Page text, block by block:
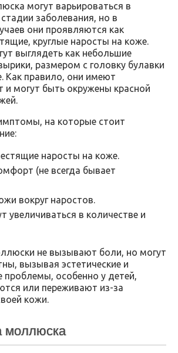
могут варьироваться в
заболевания, но в
они проявляются как
круглые наросты на коже.
выглядеть как небольшие
размером с головку булавки
Как правило, они имеют
могут быть окружены красной
на которые стоит
наросты на коже.
(не всегда бывает
вокруг наростов.
увеличиваться в количестве и
не вызывают боли, но могут
вызывая эстетические и
проблемы, особенно у детей,
или переживают из-за
кожи.
моллюска